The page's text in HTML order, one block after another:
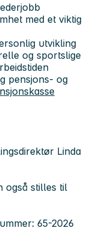
med et viktig
utvikling
og sportslige
pensjons- og
Linda
også stilles til
65-2026